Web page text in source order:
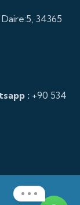
34365
: +90 534